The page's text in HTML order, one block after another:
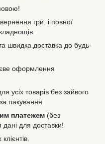
гри, і повної
швидка доставка до будь-
оформлення
усіх товарів без зайвого
пакування.
платежем (без
для доставки!